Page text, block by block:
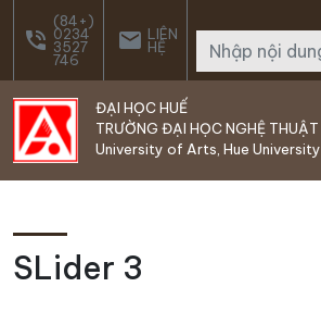
Skip to main content
phone_in_talk
(84+)
0234
3527
746
email LIÊN
HỆ
ĐẠI HỌC HUẾ
TRƯỜNG ĐẠI HỌC NGHỆ THUẬT
University of Arts, Hue University
SLider 3